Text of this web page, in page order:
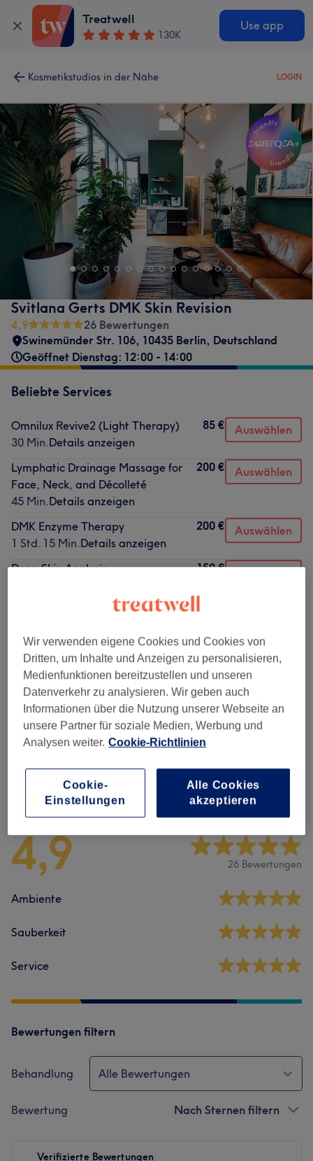
Treatwell
130K
Use app
Kosmetikstudios in der Nähe LOGIN
Svitlana Gerts DMK Skin Revision
4,9
26 Bewertungen
Swinemünder Str. 106, 10435 Berlin, Deutschland
Geöffnet Dienstag: 12:00 - 14:00
Beliebte Services
Omnilux Revive2 (Light Therapy)
30 Min.Details anzeigen
85 € Auswählen
Lymphatic Drainage Massage for
Face, Neck, and Décolleté
45 Min.Details anzeigen
200 € Auswählen
DMK Enzyme Therapy
1 Std. 15 Min.Details anzeigen
200 € Auswählen
Deep Skin Analysis
150 €
Fascial Massage for Face, Neck,
1 Std. Details anzeigen
200 €
Alle Services
Gesichtsbehandlungen (5) ab 85 €
Salonbewertungen
4,9 26 Bewertungen
Ambiente
Sauberkeit
Service
Bewertungen filtern
Behandlung Alle Bewertungen
Bewertung Nach Sternen filtern
Verifizierte Bewertungen
Wir verwenden eigene Cookies und Cookies von
Dritten, um Inhalte und Anzeigen zu personalisieren,
Medienfunktionen bereitzustellen und unseren
Datenverkehr zu analysieren. Wir geben auch
Informationen über die Nutzung unserer Webseite an
unsere Partner für soziale Medien, Werbung und
Analysen weiter. Cookie-Richtlinien
Cookie-
Einstellungen
Alle Cookies
akzeptieren